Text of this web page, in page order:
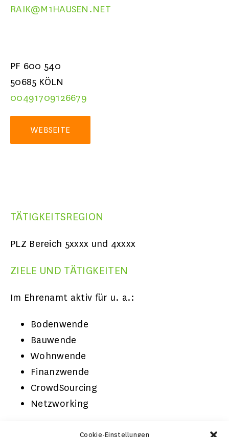
Cookie-Einstellungen
RAIK@M1HAUSEN.NET
PF 600 540
50685 KÖLN
00491709126679
WEBSEITE
TÄTIGKEITSREGION
PLZ Bereich 5xxxx und 4xxxx
ZIELE UND TÄTIGKEITEN
Im Ehrenamt aktiv für u. a.:
Bodenwende
Bauwende
Wohnwende
Finanzwende
CrowdSourcing
Netzworking
WARUM IST DIE ORGANISATION IM